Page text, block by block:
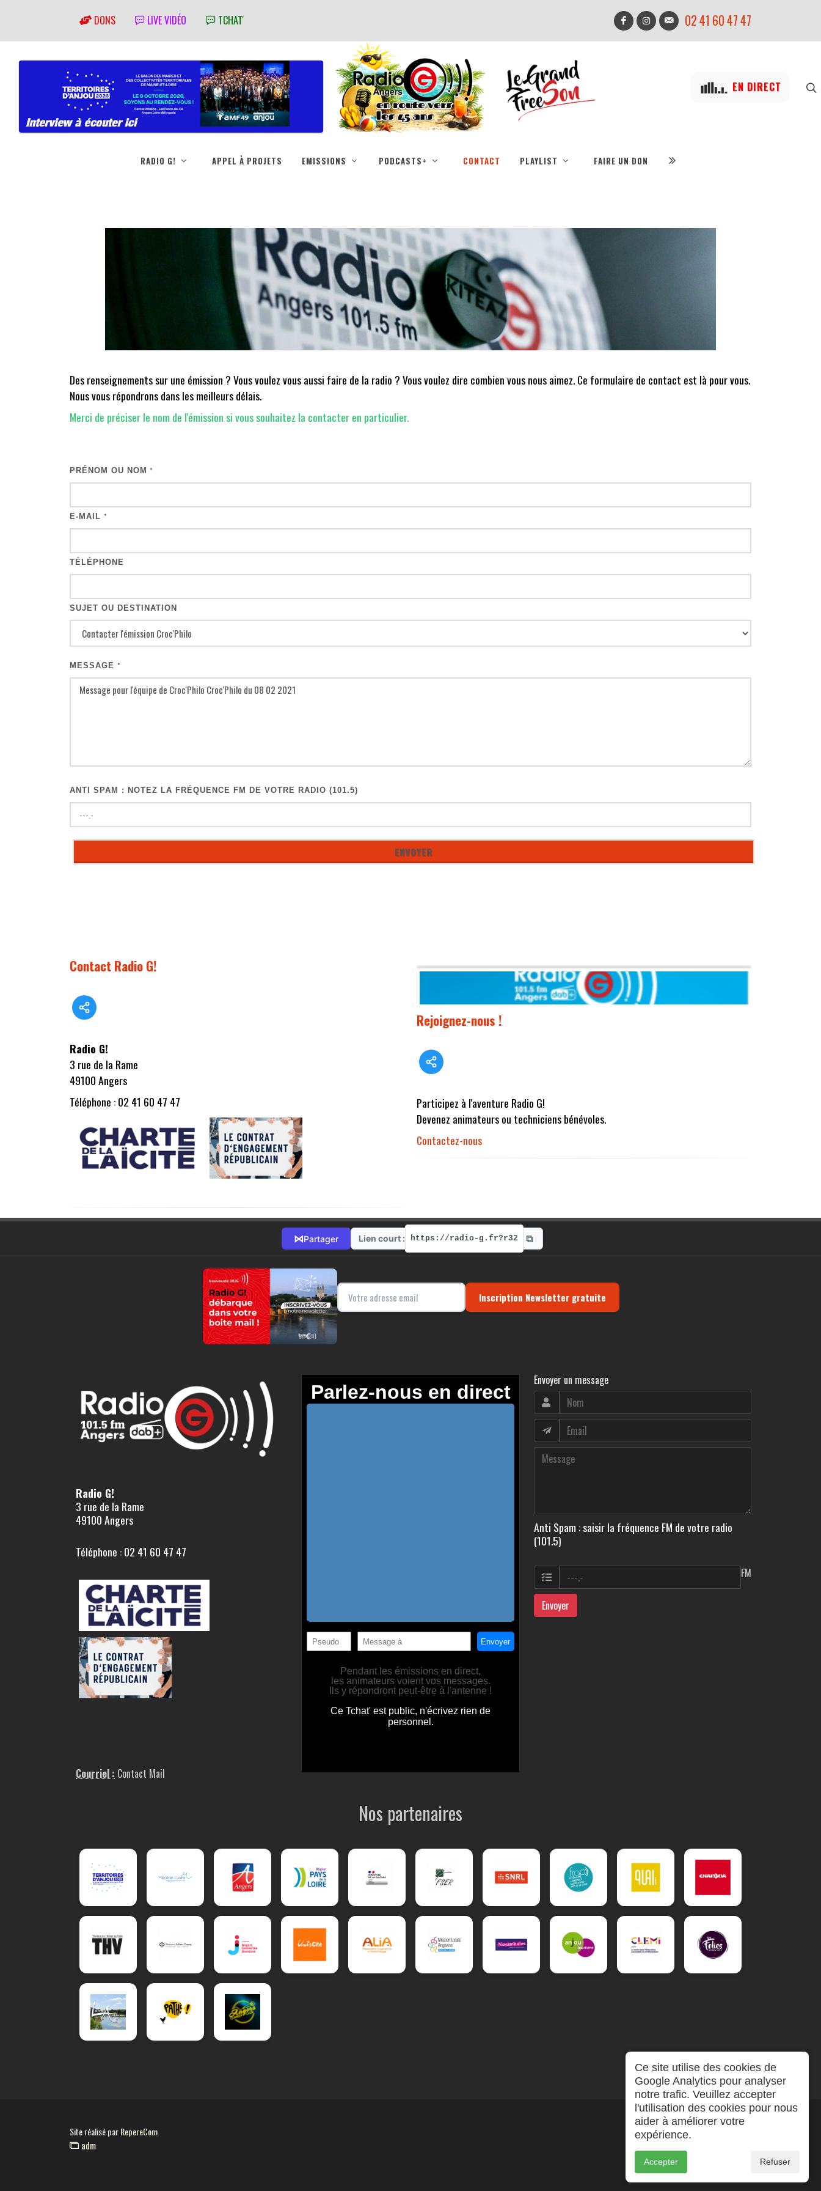
DONS LIVE VIDÉO TCHAT' 02 41 60 47 47
EN DIRECT
RADIO G! APPEL À PROJETS EMISSIONS PODCASTS+ CONTACT PLAYLIST FAIRE UN DON
Des renseignements sur une émission ? Vous voulez vous aussi faire de la radio ? Vous voulez dire combien vous nous aimez. Ce formulaire de contact est là pour vous.
Nous vous répondrons dans les meilleurs délais.
Merci de préciser le nom de l'émission si vous souhaitez la contacter en particulier.
PRÉNOM OU NOM *
E-MAIL *
TÉLÉPHONE
SUJET OU DESTINATION
MESSAGE *
ANTI SPAM : NOTEZ LA FRÉQUENCE FM DE VOTRE RADIO (101.5)
Contact Radio G!
Radio G!
3 rue de la Rame
49100 Angers
Téléphone : 02 41 60 47 47
Rejoignez-nous !
Participez à l'aventure Radio G!
Devenez animateurs ou techniciens bénévoles.
Contactez-nous
⋈Partager Lien court : https://radio-g.fr?r32 ⧉
Inscription Newsletter gratuite
Radio G!
3 rue de la Rame
49100 Angers
Téléphone : 02 41 60 47 47
Courriel : Contact Mail
Envoyer un message
Anti Spam : saisir la fréquence FM de votre radio
(101.5)
FM
Envoyer
Nos partenaires
Site réalisé parRepereCom
adm
Ce site utilise des cookies de
Google Analytics pour analyser
notre trafic. Veuillez accepter
l'utilisation des cookies pour nous
aider à améliorer votre
expérience.
Accepter Refuser